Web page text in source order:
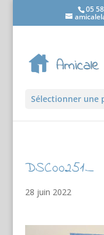
05
Sélectionner une
DSC00251_
28 juin 2022